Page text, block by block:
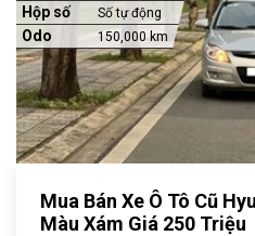
Hộp số Số tự động
Odo 150,000 km
Mua Bán Xe Ô Tô Cũ
Màu Xám Giá 250 Triệu